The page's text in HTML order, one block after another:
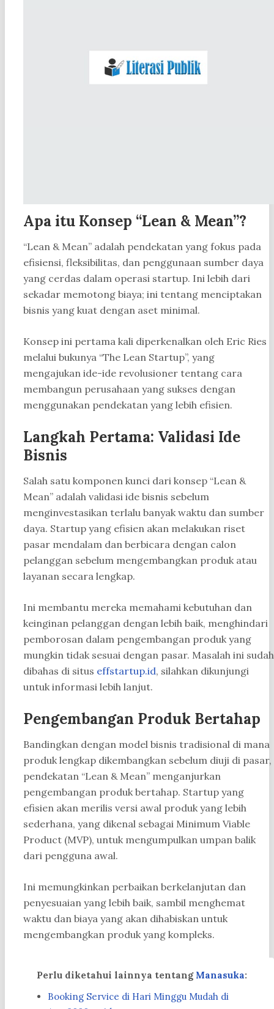
Apa itu Konsep “Lean & Mean”?
“Lean & Mean” adalah pendekatan yang fokus pada
efisiensi, fleksibilitas, dan penggunaan sumber daya
yang cerdas dalam operasi startup. Ini lebih dari
sekadar memotong biaya; ini tentang menciptakan
bisnis yang kuat dengan aset minimal.
Konsep ini pertama kali diperkenalkan oleh Eric Ries
melalui bukunya “The Lean Startup”, yang
mengajukan ide-ide revolusioner tentang cara
membangun perusahaan yang sukses dengan
menggunakan pendekatan yang lebih efisien.
Langkah Pertama: Validasi Ide
Bisnis
Salah satu komponen kunci dari konsep “Lean &
Mean” adalah validasi ide bisnis sebelum
menginvestasikan terlalu banyak waktu dan sumber
daya. Startup yang efisien akan melakukan riset
pasar mendalam dan berbicara dengan calon
pelanggan sebelum mengembangkan produk atau
layanan secara lengkap.
Ini membantu mereka memahami kebutuhan dan
keinginan pelanggan dengan lebih baik, menghindari
pemborosan dalam pengembangan produk yang
mungkin tidak sesuai dengan pasar. Masalah ini sudah
dibahas di situs effstartup.id, silahkan dikunjungi
untuk informasi lebih lanjut.
Pengembangan Produk Bertahap
Bandingkan dengan model bisnis tradisional di mana
produk lengkap dikembangkan sebelum diuji di pasar,
pendekatan “Lean & Mean” menganjurkan
pengembangan produk bertahap. Startup yang
efisien akan merilis versi awal produk yang lebih
sederhana, yang dikenal sebagai Minimum Viable
Product (MVP), untuk mengumpulkan umpan balik
dari pengguna awal.
Ini memungkinkan perbaikan berkelanjutan dan
penyesuaian yang lebih baik, sambil menghemat
waktu dan biaya yang akan dihabiskan untuk
mengembangkan produk yang kompleks.
Perlu diketahui lainnya tentang Manasuka:
Booking Service di Hari Minggu Mudah di